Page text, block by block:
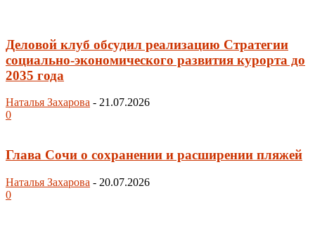
Деловой клуб обсудил реализацию Стратегии
социально-экономического развития курорта до
2035 года
Наталья Захарова - 21.07.2026
0
Глава Сочи о сохранении и расширении пляжей
Наталья Захарова - 20.07.2026
0